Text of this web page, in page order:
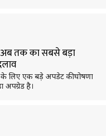
अब तक का सबसे बड़ा
के लिए एक बड़े अपडेट की घोषणा
अपग्रेड है।